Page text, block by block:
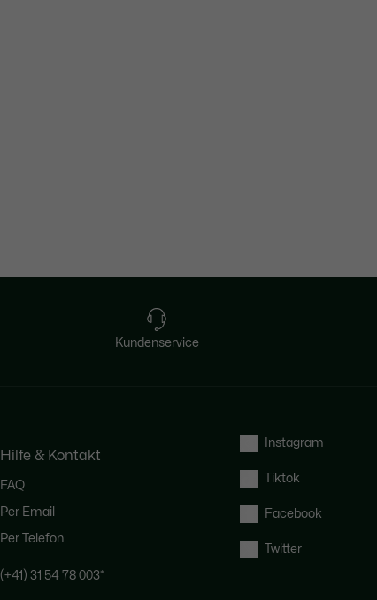
Kundenservice
Hilfe & Kontakt
FAQ
Per Email
Per Telefon
(+41) 31 54 78 003*
Instagram
Tiktok
Facebook
Twitter